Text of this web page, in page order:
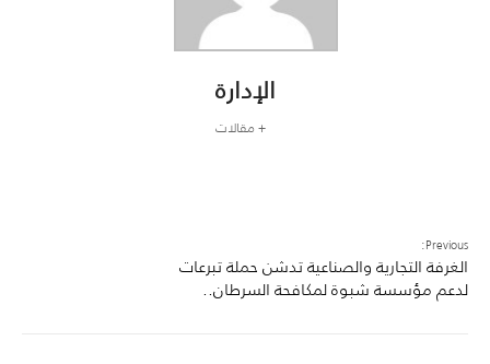
الإدارة
+ مقالات
Previous:
الغرفة التجارية والصناعية تدشن حملة تبرعات
لدعم مؤسسة شبوة لمكافحة السرطان..